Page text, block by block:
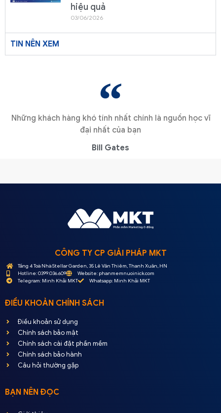
hiệu quả
03/06/2026
TIN NÊN XEM
Những khách hàng khó tính nhất chính là nguồn học vĩ
đại nhất của bạn
Bill Gates
CÔNG TY CP GIẢI PHÁP MKT
Tầng 4 Toà Nhà Stellar Garden, 35 Lê Văn Thiêm, Thanh Xuân, HN
Hotline: 0399.036.609
Website: phanmemnuoinick.com
Telegram: Minh Khải MKT
Whatsapp: Minh Khải MKT
ĐIỀU KHOẢN CHÍNH SÁCH
Điều khoản sử dụng
Chính sách bảo mật
Chính sách cài đặt phần mềm
Chính sách bảo hành
Câu hỏi thường gặp
BẠN NÊN ĐỌC